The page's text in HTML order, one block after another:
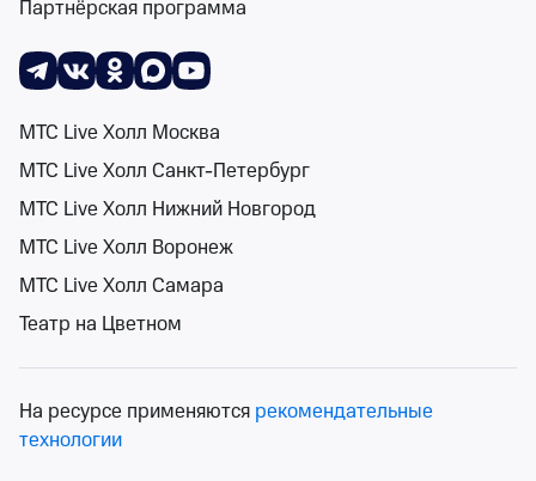
Музыкальные фестивали в Приморском
крае
0 событий
События на карте
Сортировка Площадка 2 фильтра
Партнёрская программа
МТС Live Холл Москва
МТС Live Холл Санкт-Петербург
МТС Live Холл Нижний Новгород
МТС Live Холл Воронеж
МТС Live Холл Самара
Театр на Цветном
На ресурсе применяются рекомендательные
технологии